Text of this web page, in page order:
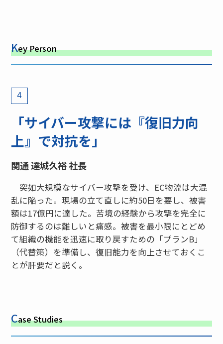
Key Person
4
「サイバー攻撃には『復旧力向
上』で対抗を」
関通 達城久裕 社長
突如大規模なサイバー攻撃を受け、EC物流は大混
乱に陥った。現場の立て直しに約50日を要し、被害
額は17億円に達した。苦境の経験から攻撃を完全に
防御するのは難しいと痛感。被害を最小限にとどめ
て組織の機能を迅速に取り戻すための「プランB」
（代替策）を準備し、復旧能力を向上させておくこ
とが肝要だと説く。
Case Studies